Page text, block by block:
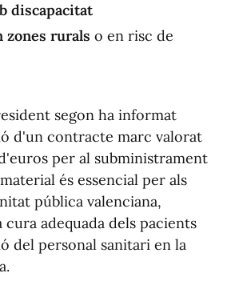
discapacitat
zones rurals o en risc de
segon ha informat
d'un contracte marc valorat
per al subministrament
és essencial per als
pública valenciana,
adequada dels pacients
del personal sanitari en la